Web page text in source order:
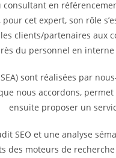
en
cet expert, son rôle
clients/partenaires
du personnel en
sont réalisées par
nous accordons,
ensuite proposer un
SEO et une analyse
moteurs de